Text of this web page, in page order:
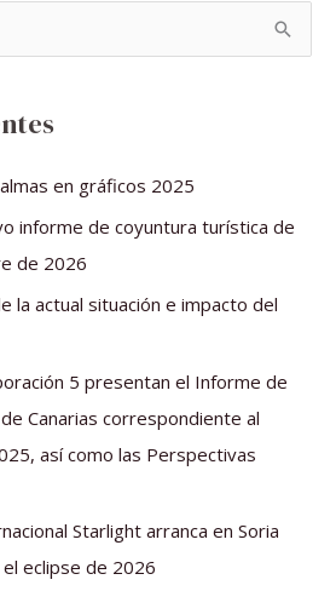
en gráficos 2025
informe de coyuntura turística de
de 2026
la actual situación e impacto del
5 presentan el Informe de
Canarias correspondiente al
así como las Perspectivas
Starlight arranca en Soria
eclipse de 2026